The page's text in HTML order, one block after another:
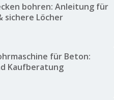
bohren: Anleitung für
sichere Löcher
für Beton:
Kaufberatung